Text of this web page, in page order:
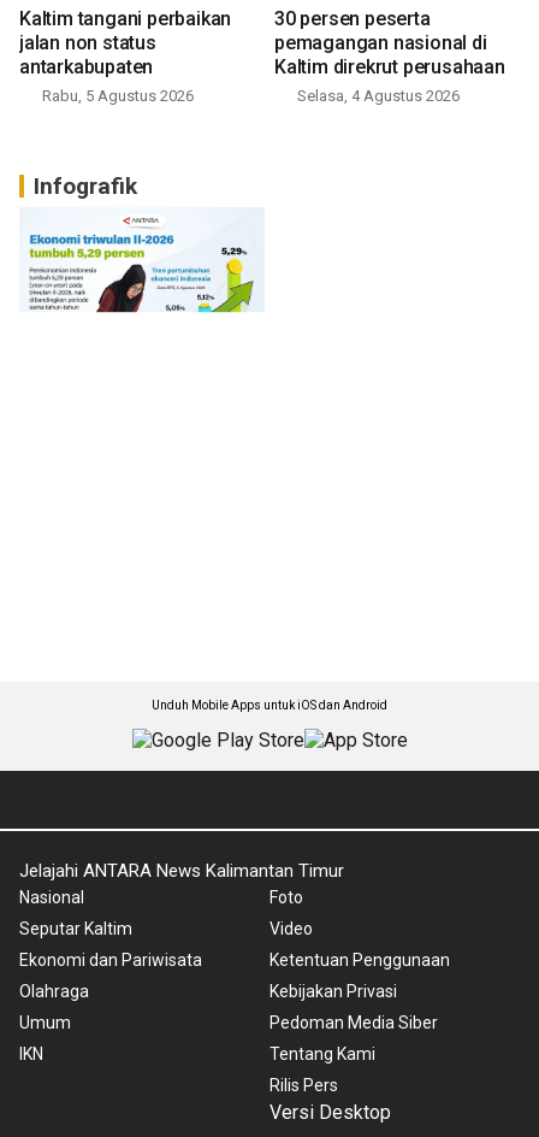
Kaltim tangani perbaikan
jalan non status
antarkabupaten
Rabu, 5 Agustus 2026
30 persen peserta
pemagangan nasional di
Kaltim direkrut perusahaan
Selasa, 4 Agustus 2026
Infografik
Unduh Mobile Apps untuk iOS dan Android
Jelajahi ANTARA News Kalimantan Timur
Nasional
Seputar Kaltim
Ekonomi dan Pariwisata
Olahraga
Umum
IKN
Foto
Video
Ketentuan Penggunaan
Kebijakan Privasi
Pedoman Media Siber
Tentang Kami
Rilis Pers
Versi Desktop